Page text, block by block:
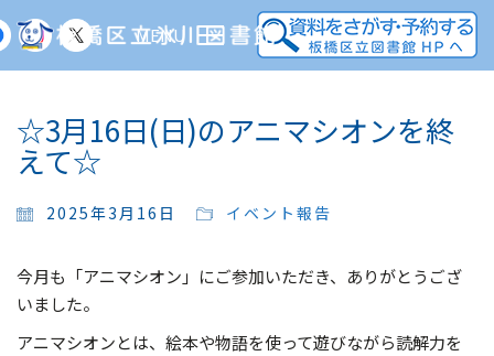
MENU
☆3月16日(日)のアニマシオンを終
えて☆
2025年3月16日 イベント報告
今月も「アニマシオン」にご参加いただき、ありがとうござ
いました。
アニマシオンとは、絵本や物語を使って遊びながら読解力を